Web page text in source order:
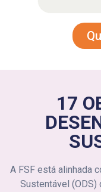
17
A FSF está alinhada
Sustentável (ODS)